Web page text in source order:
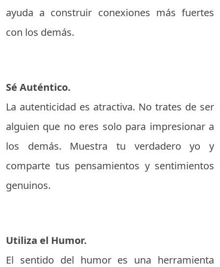
ayuda a construir conexiones más fuertes
con los demás.
Sé Auténtico.
La autenticidad es atractiva. No trates de ser
alguien que no eres solo para impresionar a
los demás. Muestra tu verdadero yo y
comparte tus pensamientos y sentimientos
genuinos.
Utiliza el Humor.
El sentido del humor es una herramienta